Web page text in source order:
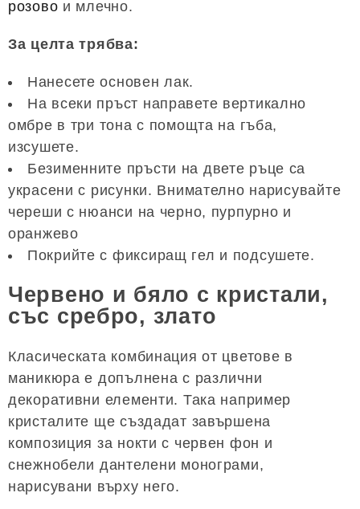
розово и млечно.
За целта трябва:
Нанесете основен лак.
На всеки пръст направете вертикално
омбре в три тона с помощта на гъба,
изсушете.
Безименните пръсти на двете ръце са
украсени с рисунки. Внимателно нарисувайте
череши с нюанси на черно, пурпурно и
оранжево
Покрийте с фиксиращ гел и подсушете.
Червено и бяло с кристали,
със сребро, злато
Класическата комбинация от цветове в
маникюра е допълнена с различни
декоративни елементи. Така например
кристалите ще създадат завършена
композиция за нокти с червен фон и
снежнобели дантелени монограми,
нарисувани върху него.